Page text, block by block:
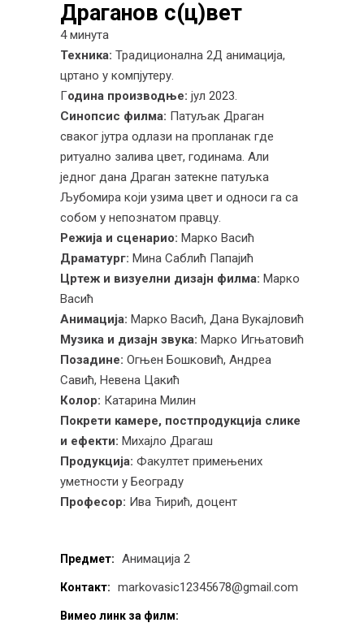
Драганов с(ц)вет
4 минута
Техника: Традиционална 2Д анимација,
цртано у компјутеру.
Година производње: јул 2023.
Синопсис филма: Патуљак Драган
сваког јутра одлази на пропланак где
ритуално залива цвет, годинама. Али
једног дана Драган затекне патуљка
Љубомира који узима цвет и односи га са
собом у непознатом правцу.
Режија и сценарио: Марко Васић
Драматург: Мина Саблић Папајић
Цртеж и визуелни дизајн филма: Марко
Васић
Анимација: Марко Васић, Дана Вукајловић
Музика и дизајн звука: Марко Игњатовић
Позадине: Огњен Бошковић, Андреа
Савић, Невена Цакић
Колор: Катарина Милин
Покрети камере, постпродукција слике
и ефекти: Михајло Драгаш
Продукција: Факултет примењених
уметности у Београду
Професор: Ива Ћирић, доцент
Предмет: Анимација 2
Контакт: markovasic12345678@gmail.com
Вимео линк за филм: